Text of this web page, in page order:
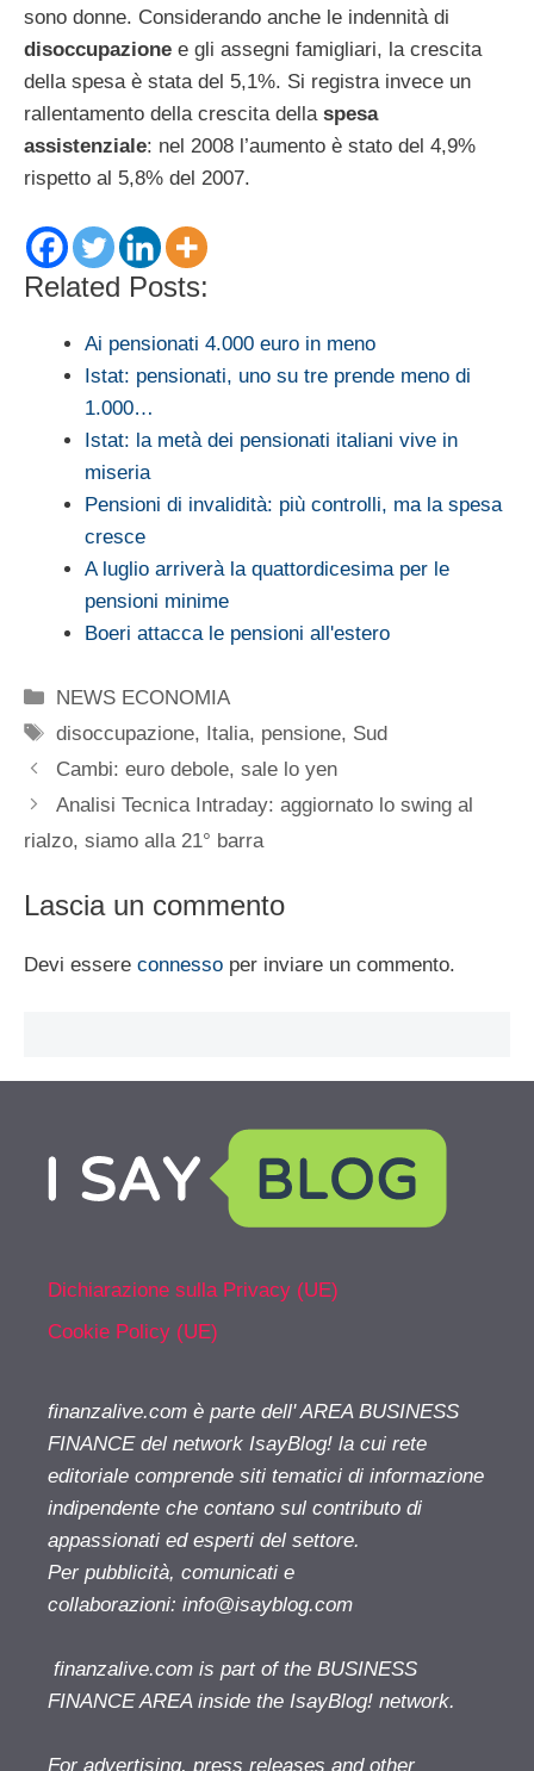
sono donne. Considerando anche le indennità di
disoccupazione e gli assegni famigliari, la crescita
della spesa è stata del 5,1%. Si registra invece un
rallentamento della crescita della spesa
assistenziale: nel 2008 l’aumento è stato del 4,9%
rispetto al 5,8% del 2007.
Related Posts:
Ai pensionati 4.000 euro in meno
Istat: pensionati, uno su tre prende meno di
1.000…
Istat: la metà dei pensionati italiani vive in
miseria
Pensioni di invalidità: più controlli, ma la spesa
cresce
A luglio arriverà la quattordicesima per le
pensioni minime
Boeri attacca le pensioni all'estero
Categorie
NEWS ECONOMIA
Tag
disoccupazione, Italia, pensione, Sud
Cambi: euro debole, sale lo yen
Analisi Tecnica Intraday: aggiornato lo swing al
rialzo, siamo alla 21° barra
Lascia un commento
Devi essere connesso per inviare un commento.
Dichiarazione sulla Privacy (UE)
Cookie Policy (UE)
finanzalive.com è parte dell' AREA BUSINESS
FINANCE del network IsayBlog! la cui rete
editoriale comprende siti tematici di informazione
indipendente che contano sul contributo di
appassionati ed esperti del settore.
Per pubblicità, comunicati e
collaborazioni: info@isayblog.com
finanzalive.com is part of the BUSINESS
FINANCE AREA inside the IsayBlog! network.
For advertising, press releases and other